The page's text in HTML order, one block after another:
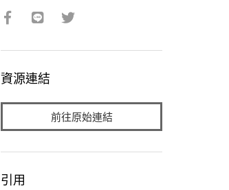
資源連結
前往原始連結
引用